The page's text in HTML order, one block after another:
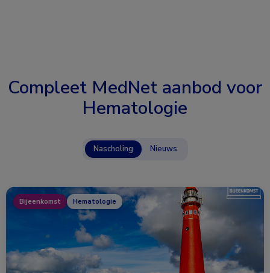
Compleet MedNet aanbod voor
Hematologie
Nascholing Nieuws
Bijeenkomst Hematologie